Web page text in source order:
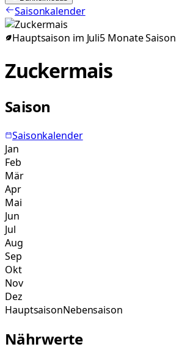
Saisonkalender
Hauptsaison im Juli5 MonateSaison
Zuckermais
Saison
Saisonkalender
Jan
Feb
Mär
Apr
Mai
Jun
Jul
Aug
Sep
Okt
Nov
Dez
HauptsaisonNebensaison
Nährwerte